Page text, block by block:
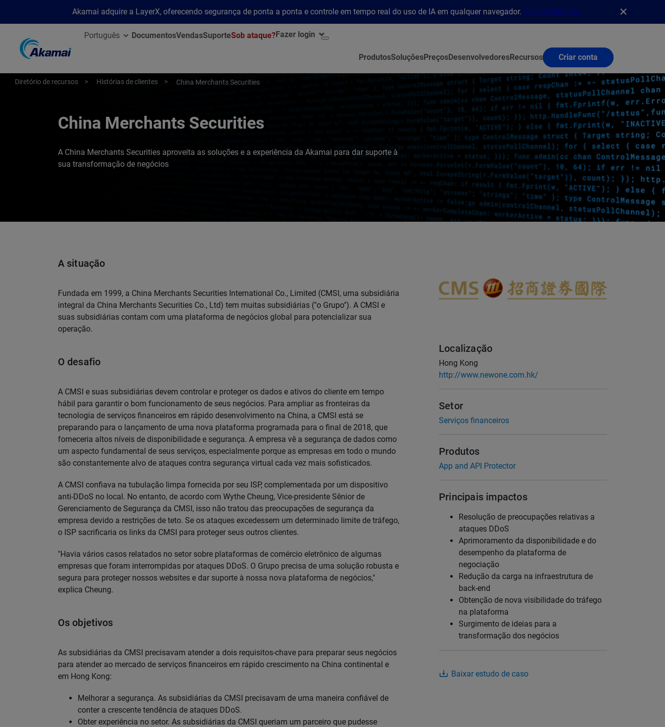
Akamai adquire a LayerX, oferecendo segurança de ponta a ponta e controle em tempo real do uso de IA em qualquer navegador. Veja os detalhes
Português DocumentosVendasSuporteSob ataque?Fazer login
ProdutosSoluçõesPreçosDesenvolvedoresRecursos Criar conta
Diretório de recursos Histórias de clientes China Merchants Securities
China Merchants Securities
A China Merchants Securities aproveita as soluções e a experiência da Akamai para dar suporte à
sua transformação de negócios
A situação
Fundada em 1999, a China Merchants Securities International Co., Limited (CMSI, uma subsidiária
integral da China Merchants Securities Co., Ltd) tem muitas subsidiárias ("o Grupo"). A CMSI e
suas subsidiárias contam com uma plataforma de negócios global para potencializar sua
operação.
O desafio
A CMSI e suas subsidiárias devem controlar e proteger os dados e ativos do cliente em tempo
hábil para garantir o bom funcionamento de seus negócios. Para ampliar as fronteiras da
tecnologia de serviços financeiros em rápido desenvolvimento na China, a CMSI está se
preparando para o lançamento de uma nova plataforma programada para o final de 2018, que
forneceria altos níveis de disponibilidade e segurança. A empresa vê a segurança de dados como
um aspecto fundamental de seus serviços, especialmente porque as empresas em todo o mundo
são constantemente alvo de ataques contra segurança virtual cada vez mais sofisticados.
A CMSI confiava na tubulação limpa fornecida por seu ISP, complementada por um dispositivo
anti-DDoS no local. No entanto, de acordo com Wythe Cheung, Vice-presidente Sênior de
Gerenciamento de Segurança da CMSI, isso não tratou das preocupações de segurança da
empresa devido a restrições de teto. Se os ataques excedessem um determinado limite de tráfego,
o ISP sacrificaria os links da CMSI para proteger seus outros clientes.
"Havia vários casos relatados no setor sobre plataformas de comércio eletrônico de algumas
empresas que foram interrompidas por ataques DDoS. O Grupo precisa de uma solução robusta e
segura para proteger nossos websites e dar suporte à nossa nova plataforma de negócios,"
explica Cheung.
Os objetivos
As subsidiárias da CMSI precisavam atender a dois requisitos-chave para preparar seus negócios
para atender ao mercado de serviços financeiros em rápido crescimento na China continental e
em Hong Kong:
Melhorar a segurança. As subsidiárias da CMSI precisavam de uma maneira confiável de
conter a crescente tendência de ataques DDoS.
Obter experiência no setor. As subsidiárias da CMSI queriam um parceiro que pudesse
Localização
Hong Kong
http://www.newone.com.hk/
Setor
Serviços financeiros
Produtos
App and API Protector
Principais impactos
Resolução de preocupações relativas a
ataques DDoS
Aprimoramento da disponibilidade e do
desempenho da plataforma de
negociação
Redução da carga na infraestrutura de
back-end
Obtenção de nova visibilidade do tráfego
na plataforma
Surgimento de ideias para a
transformação dos negócios
Baixar estudo de caso